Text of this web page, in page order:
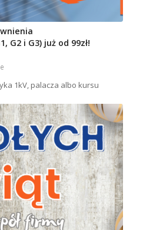
G2 i G3) już od 99zł!
1kV, palacza albo kursu